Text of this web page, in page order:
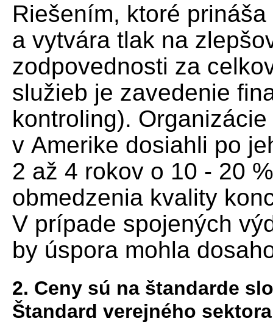
Riešením, ktoré
a vytvára tlak na
zodpovednosti za
služieb je zavedenie
kontroling).
v Amerike dosiahli po
2 až 4 rokov o 10 - 20
obmedzenia kvality
V prípade spojených
by úspora mohla
2. Ceny sú na štandarde
Štandard verejného